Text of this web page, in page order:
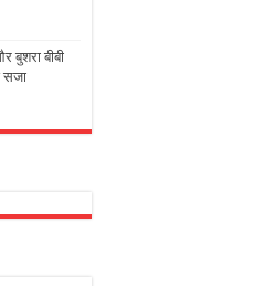
बुशरा बीबी
सजा